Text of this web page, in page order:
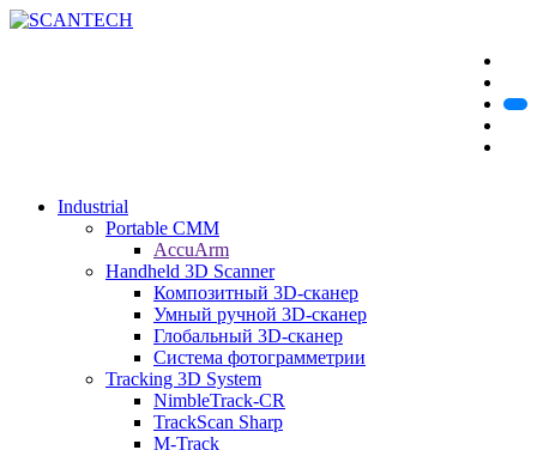
Industrial
Portable CMM
AccuArm
Handheld 3D Scanner
Композитный 3D-сканер
Умный ручной 3D-сканер
Глобальный 3D-сканер
Система фотограмметрии
Tracking 3D System
NimbleTrack-CR
TrackScan Sharp
M-Track